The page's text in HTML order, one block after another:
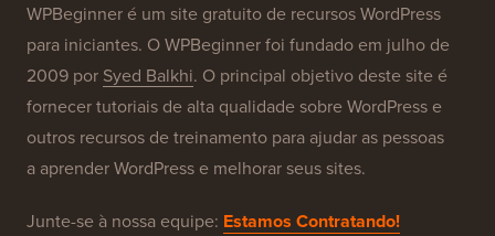
WPBeginner é um site gratuito de recursos WordPress
para iniciantes. O WPBeginner foi fundado em julho de
2009 por Syed Balkhi. O principal objetivo deste site é
fornecer tutoriais de alta qualidade sobre WordPress e
outros recursos de treinamento para ajudar as pessoas
a aprender WordPress e melhorar seus sites.
Junte-se à nossa equipe: Estamos Contratando!